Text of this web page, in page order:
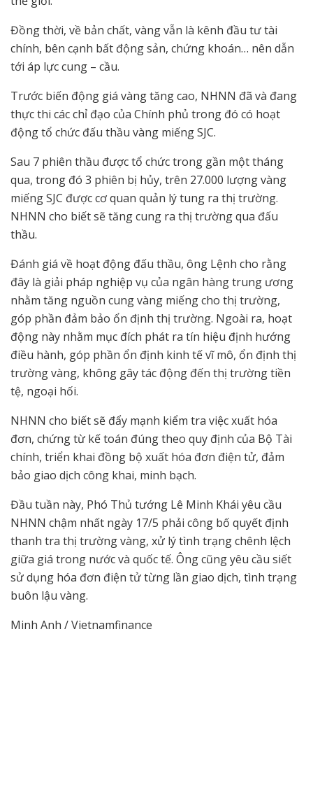
Đồng thời, về bản chất, vàng vẫn là kênh đầu tư tài
chính, bên cạnh bất động sản, chứng khoán… nên dẫn
tới áp lực cung – cầu.
Trước biến động giá vàng tăng cao, NHNN đã và đang
thực thi các chỉ đạo của Chính phủ trong đó có hoạt
động tổ chức đấu thầu vàng miếng SJC.
Sau 7 phiên thầu được tổ chức trong gần một tháng
qua, trong đó 3 phiên bị hủy, trên 27.000 lượng vàng
miếng SJC được cơ quan quản lý tung ra thị trường.
NHNN cho biết sẽ tăng cung ra thị trường qua đấu
thầu.
Đánh giá về hoạt động đấu thầu, ông Lệnh cho rằng
đây là giải pháp nghiệp vụ của ngân hàng trung ương
nhằm tăng nguồn cung vàng miếng cho thị trường,
góp phần đảm bảo ổn định thị trường. Ngoài ra, hoạt
động này nhằm mục đích phát ra tín hiệu định hướng
điều hành, góp phần ổn định kinh tế vĩ mô, ổn định thị
trường vàng, không gây tác động đến thị trường tiền
tệ, ngoại hối.
NHNN cho biết sẽ đẩy mạnh kiểm tra việc xuất hóa
đơn, chứng từ kế toán đúng theo quy định của Bộ Tài
chính, triển khai đồng bộ xuất hóa đơn điện tử, đảm
bảo giao dịch công khai, minh bạch.
Đầu tuần này, Phó Thủ tướng Lê Minh Khái yêu cầu
NHNN chậm nhất ngày 17/5 phải công bố quyết định
thanh tra thị trường vàng, xử lý tình trạng chênh lệch
giữa giá trong nước và quốc tế. Ông cũng yêu cầu siết
sử dụng hóa đơn điện tử từng lần giao dịch, tình trạng
buôn lậu vàng.
Minh Anh / Vietnamfinance